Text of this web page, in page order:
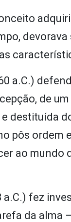
a.C.)
de
destituída
pôs
ao
fez
da alma